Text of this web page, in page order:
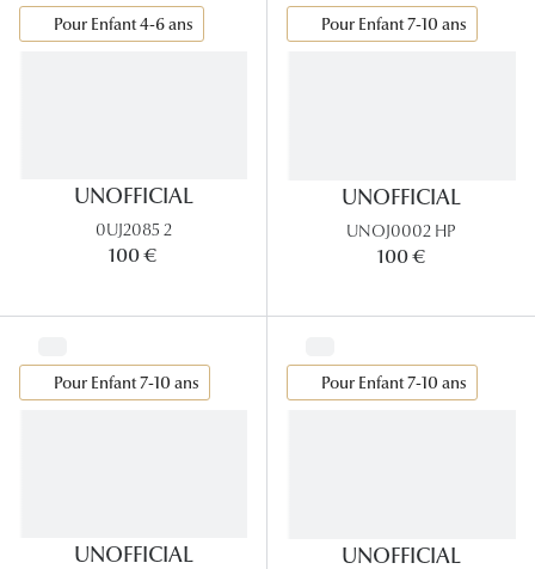
Lunettes
Lunettes
Rondes
Pilotes
Pour Enfant 4-6 ans
UNOFFICIAL
0UJ2085 2
100 €
Pour Enfant 7-10 ans
UNOFFICIAL
UNOJ0002 HP
100 €
Pour Enfant 7-10 ans
UNOFFICIAL
Pour Enfant 7-10 ans
UNOFFICIAL